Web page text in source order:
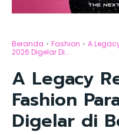
Beranda Fashion
A
2026 Digelar Di...
A Legacy
Fashion
Digelar di